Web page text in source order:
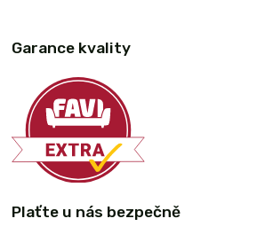
Garance kvality
Plaťte u nás bezpečně